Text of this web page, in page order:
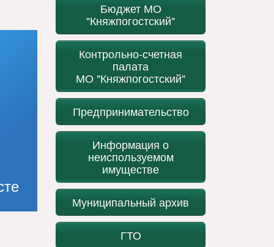
Бюджет МО
"Княжпогостский"
Контрольно-счетная
палата
МО "Княжпогостский"
Предпринимательство
Информация о
неиспользуемом
имуществе
Муниципальный архив
ГТО